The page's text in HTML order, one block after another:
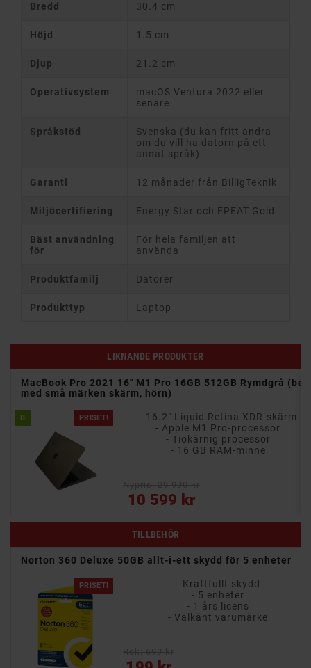
Bredd 30.4 cm
Höjd 1.5 cm
Djup 21.2 cm
Operativsystem
macOS Ventura 2022 eller
senare
Språkstöd
Svenska (du kan fritt ändra
om du vill ha datorn på ett
annat språk)
Garanti 12 månader från BilligTeknik
Miljöcertifiering Energy Star och EPEAT Gold
Bäst användning
för
För hela familjen att
använda
Produktfamilj Datorer
Produkttyp Laptop
LIKNANDE PRODUKTER
MacBook Pro 2021 16" M1 Pro 16GB 512GB Rymdgrå (beg
med små märken skärm, hörn)
PRISET!
B
- 16.2" Liquid Retina XDR-skärm
- Apple M1 Pro-processor
- Tiokärnig processor
- 16 GB RAM-minne
10 599 kr
Pris
TILLBEHÖR
Norton 360 Deluxe 50GB allt-i-ett skydd för 5 enheter
PRISET!
- Kraftfullt skydd
- 5 enheter
- 1 års licens
- Välkänt varumärke
Pris